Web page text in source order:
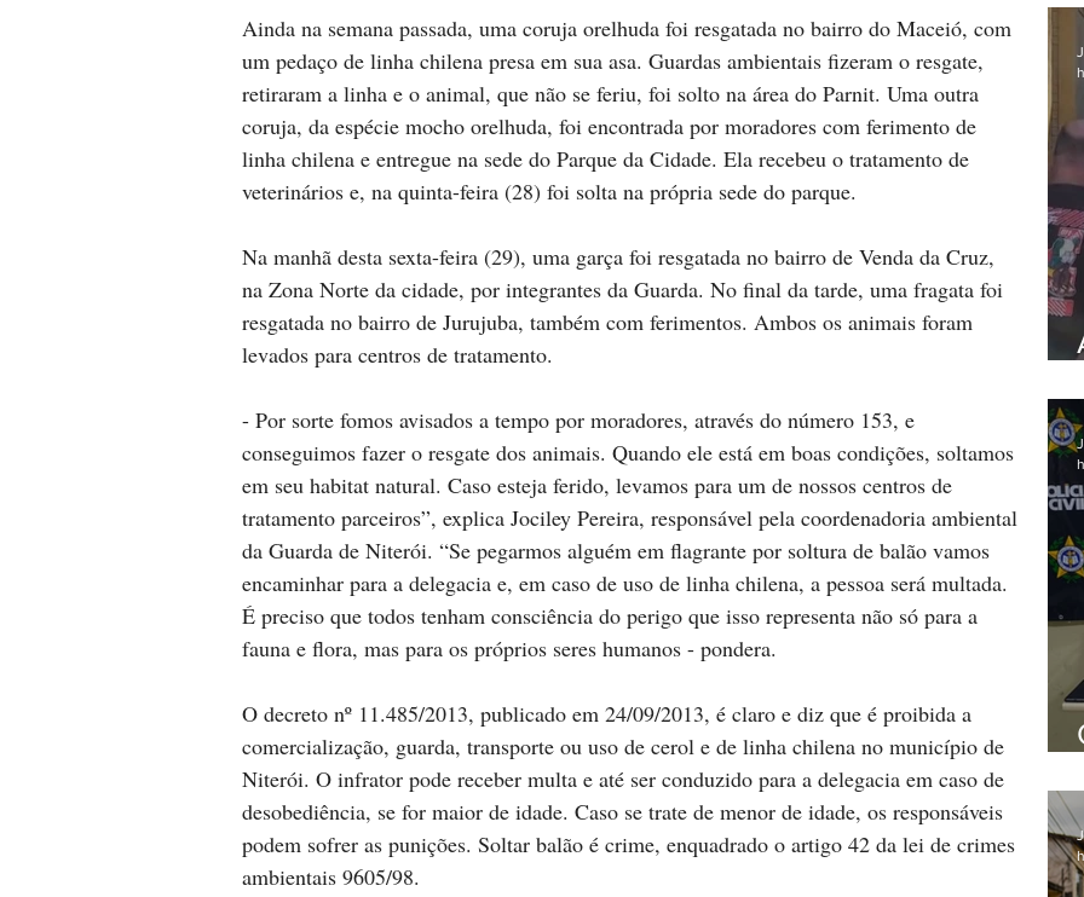
Ainda na semana passada, uma coruja orelhuda foi resgatada no bairro do Maceió, com
um pedaço de linha chilena presa em sua asa. Guardas ambientais fizeram o resgate,
retiraram a linha e o animal, que não se feriu, foi solto na área do Parnit. Uma outra
coruja, da espécie mocho orelhuda, foi encontrada por moradores com ferimento de
linha chilena e entregue na sede do Parque da Cidade. Ela recebeu o tratamento de
veterinários e, na quinta-feira (28) foi solta na própria sede do parque.
Na manhã desta sexta-feira (29), uma garça foi resgatada no bairro de Venda da Cruz,
na Zona Norte da cidade, por integrantes da Guarda. No final da tarde, uma fragata foi
resgatada no bairro de Jurujuba, também com ferimentos. Ambos os animais foram
levados para centros de tratamento.
- Por sorte fomos avisados a tempo por moradores, através do número 153, e
conseguimos fazer o resgate dos animais. Quando ele está em boas condições, soltamos
em seu habitat natural. Caso esteja ferido, levamos para um de nossos centros de
tratamento parceiros”, explica Jociley Pereira, responsável pela coordenadoria ambiental
da Guarda de Niterói. “Se pegarmos alguém em flagrante por soltura de balão vamos
encaminhar para a delegacia e, em caso de uso de linha chilena, a pessoa será multada.
É preciso que todos tenham consciência do perigo que isso representa não só para a
fauna e flora, mas para os próprios seres humanos - pondera.
O decreto nº 11.485/2013, publicado em 24/09/2013, é claro e diz que é proibida a
comercialização, guarda, transporte ou uso de cerol e de linha chilena no município de
Niterói. O infrator pode receber multa e até ser conduzido para a delegacia em caso de
desobediência, se for maior de idade. Caso se trate de menor de idade, os responsáveis
podem sofrer as punições. Soltar balão é crime, enquadrado o artigo 42 da lei de crimes
ambientais 9605/98.